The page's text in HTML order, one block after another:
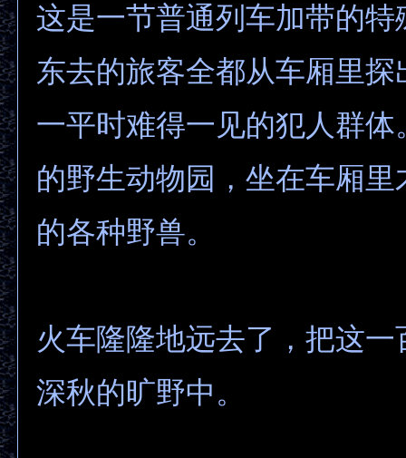
这是一节普通列车加带的特
东去的旅客全都从车厢里探
一平时难得一见的犯人群体
的野生动物园，坐在车厢里
的各种野兽。
火车隆隆地远去了，把这
深秋的旷野中。